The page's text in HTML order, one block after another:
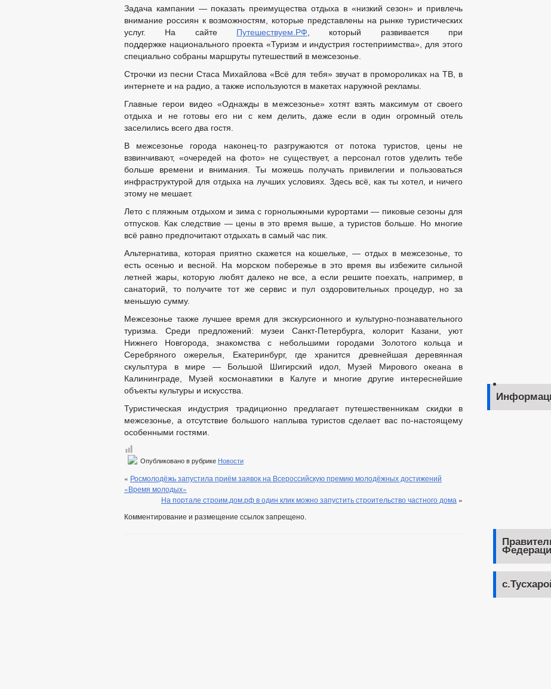
МУНИЦИПАЛЬНЫЕ УСЛУГИ
МУНИЦИПАЛЬНЫЕ УСЛУГИ НОРМАТИВНО-ПРАВОВЫЕ АКТЫ
ФОРМЫ ЗАЯВЛЕНИЙ ПО МУНИЦИПАЛЬНЫМ УСЛУГАМ
ОБРАЩЕНИЕ К ГЛАВЕ ГРАФИК ПРИЕМА ГРАЖДАН
ОБЗОРЫ ОБРАЩЕНИЙ ГРАЖДАН
ФОРМА ОБРАЩЕНИЙ И ЗАЯВЛЕНИЙ
ПОРЯДОК РАССМОТРЕНИЯ ОБРАЩЕНИЙ
РЕГЛАМЕНТ РАССМОТРЕНИЯ ОБРАЩЕНИЙ
Задача кампании — показать преимущества отдыха в «низкий сезон» и привлечь
внимание россиян к возможностям, которые представлены на рынке туристических
услуг. На сайте Путешествуем.РФ , который развивается при
поддержке национального проекта «Туризм и индустрия гостеприимства», для этого
специально собраны маршруты путешествий в межсезонье.
Строчки из песни Стаса Михайлова «Всё для тебя» звучат в промороликах на ТВ, в
интернете и на радио, а также используются в макетах наружной рекламы.
Главные герои видео «Однажды в межсезонье» хотят взять максимум от своего
отдыха и не готовы его ни с кем делить, даже если в один огромный отель
заселились всего два гостя.
В межсезонье города наконец-то разгружаются от потока туристов, цены не
взвинчивают, «очередей на фото» не существует, а персонал готов уделить тебе
больше времени и внимания. Ты можешь получать привилегии и пользоваться
инфраструктурой для отдыха на лучших условиях. Здесь всё, как ты хотел, и ничего
этому не мешает.
Лето с пляжным отдыхом и зима с горнолыжными курортами — пиковые сезоны для
отпусков. Как следствие — цены в это время выше, а туристов больше. Но многие
всё равно предпочитают отдыхать в самый час пик.
Альтернатива, которая приятно скажется на кошельке, — отдых в межсезонье, то
есть осенью и весной. На морском побережье в это время вы избежите сильной
летней жары, которую любят далеко не все, а если решите поехать, например, в
санаторий, то получите тот же сервис и пул оздоровительных процедур, но за
меньшую сумму.
Межсезонье также лучшее время для экскурсионного и культурно-познавательного
туризма. Среди предложений: музеи Санкт-Петербурга, колорит Казани, уют
Нижнего Новгорода, знакомства с небольшими городами Золотого кольца и
Серебряного ожерелья, Екатеринбург, где хранится древнейшая деревянная
скульптура в мире — Большой Шигирский идол, Музей Мирового океана в
Калининграде, Музей космонавтики в Калуге и многие другие интереснейшие
объекты культуры и искусства.
Туристическая индустрия традиционно предлагает путешественникам скидки в
межсезонье, а отсутствие большого наплыва туристов сделает вас по-настоящему
особенными гостями.
Опубликовано в рубрике Новости
« Росмолодёжь запустила приём заявок на Всероссийскую премию молодёжных достижений
«Время молодых»
На портале строим.дом.рф в один клик можно запустить строительство частного дома »
Комментирование и размещение ссылок запрещено.